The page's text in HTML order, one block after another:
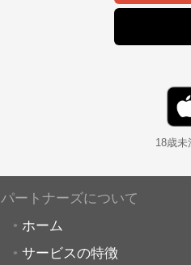
18歳
パートナーズについて
ホーム
サービスの特徴